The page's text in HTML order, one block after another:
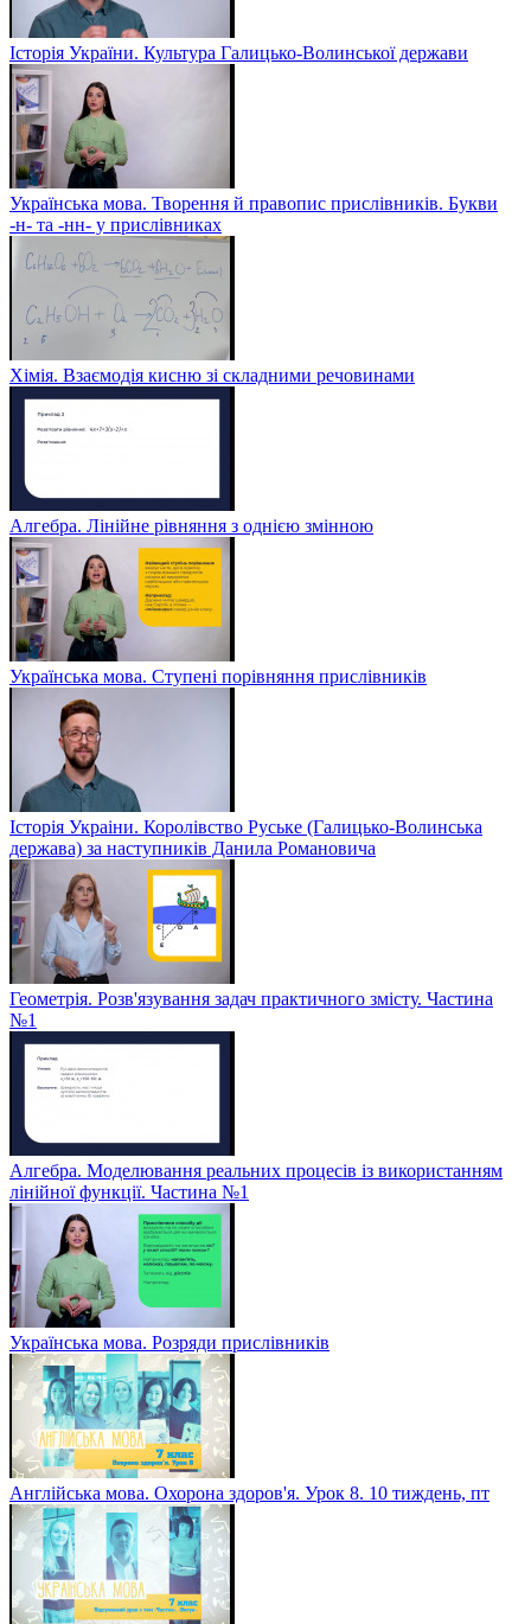
Історія України. Культура Галицько-Волинської держави
Українська мова. Творення й правопис прислівників. Букви
-н- та -нн- у прислівниках
Хімія. Взаємодія кисню зі складними речовинами
Алгебра. Лінійне рівняння з однією змінною
Українська мова. Ступені порівняння прислівників
Історія Украіни. Королівство Руське (Галицько-Волинська
держава) за наступників Данила Романовича
Геометрія. Розв'язування задач практичного змісту. Частина
№1
Алгебра. Моделювання реальних процесів із використанням
лінійної функції. Частина №1
Українська мова. Розряди прислівників
Англійська мова. Охорона здоров'я. Урок 8. 10 тиждень, пт